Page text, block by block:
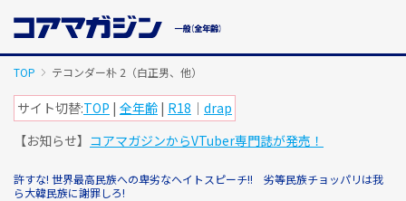
TOP テコンダー朴 2（白正男、他）
サイト切替:TOP | 全年齢 | R18 ｜ drap
【お知らせ】 コアマガジンからVTuber専門誌が発売！
許すな! 世界最高民族への卑劣なヘイトスピーチ!! 劣等民族チョッパリは我
ら大韓民族に謝罪しろ!